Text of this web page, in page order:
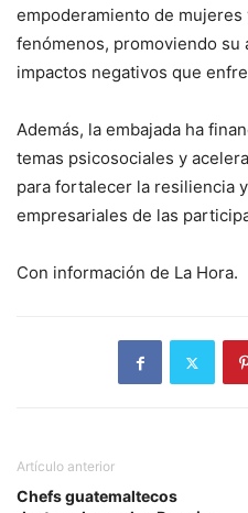
empoderamiento de
fenómenos, promoviendo su
impactos negativos que
Además, la embajada ha
temas psicosociales y
para fortalecer la resiliencia
empresariales de las
Con información de La Hora.
Artículo anterior
Chefs guatemaltecos